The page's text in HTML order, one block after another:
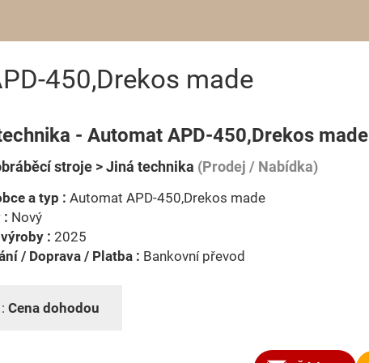
450,Drekos made
- Automat APD-450,Drekos made
stroje > Jiná technika (Prodej / Nabídka)
a typ : Automat APD-450,Drekos made
: Nový
: 2025
/ Doprava / Platba : Bankovní převod
Cena dohodou